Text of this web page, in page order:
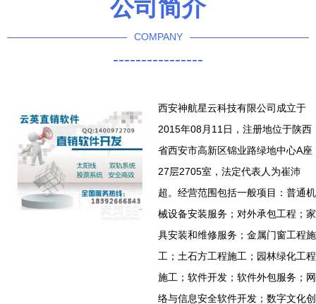
公司简介
COMPANY
----------------
西安神航星云科技有限公司成立于
2015年08月11日，注册地位于陕西
省西安市高新区锦业路绿地中心A座
27层2705室，法定代表人为崔沛
超。经营范围包括一般项目：普通机
械设备安装服务；对外承包工程；家
具安装和维修服务；金属门窗工程施
工；土石方工程施工；园林绿化工程
施工；软件开发；软件外包服务；网
络与信息安全软件开发；数字文化创